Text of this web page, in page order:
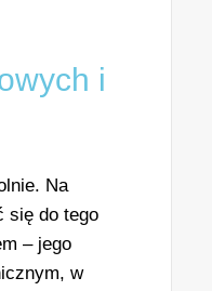
i
Na
się do tego
– jego
w